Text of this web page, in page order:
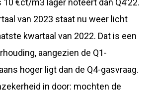
10 €ct/m3 lager noteert dan Q4’22.
van 2023 staat nu weer licht
kwartaal van 2022. Dat is een
aangezien de Q1-
hoger ligt dan de Q4-gasvraag.
in door: mochten de